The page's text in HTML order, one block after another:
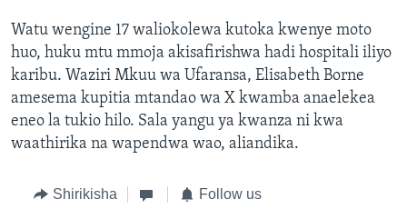
Watu wengine 17 waliokolewa kutoka kwenye moto
huo, huku mtu mmoja akisafirishwa hadi hospitali iliyo
karibu. Waziri Mkuu wa Ufaransa, Elisabeth Borne
amesema kupitia mtandao wa X kwamba anaelekea
eneo la tukio hilo. Sala yangu ya kwanza ni kwa
waathirika na wapendwa wao, aliandika.
Shirikisha Follow us